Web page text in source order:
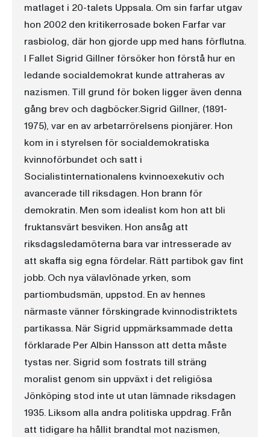
matlaget i 20-talets Uppsala. Om sin farfar utgav
hon 2002 den kritikerrosade boken Farfar var
rasbiolog, där hon gjorde upp med hans förflutna.
I Fallet Sigrid Gillner försöker hon förstå hur en
ledande socialdemokrat kunde attraheras av
nazismen. Till grund för boken ligger även denna
gång brev och dagböcker.Sigrid Gillner, (1891-
1975), var en av arbetarrörelsens pionjärer. Hon
kom in i styrelsen för socialdemokratiska
kvinnoförbundet och satt i
Socialistinternationalens kvinnoexekutiv och
avancerade till riksdagen. Hon brann för
demokratin. Men som idealist kom hon att bli
fruktansvärt besviken. Hon ansåg att
riksdagsledamöterna bara var intresserade av
att skaffa sig egna fördelar. Rätt partibok gav fint
jobb. Och nya välavlönade yrken, som
partiombudsmän, uppstod. En av hennes
närmaste vänner förskingrade kvinnodistriktets
partikassa. När Sigrid uppmärksammade detta
förklarade Per Albin Hansson att detta måste
tystas ner. Sigrid som fostrats till sträng
moralist genom sin uppväxt i det religiösa
Jönköping stod inte ut utan lämnade riksdagen
1935. Liksom alla andra politiska uppdrag. Från
att tidigare ha hållit brandtal mot nazismen,